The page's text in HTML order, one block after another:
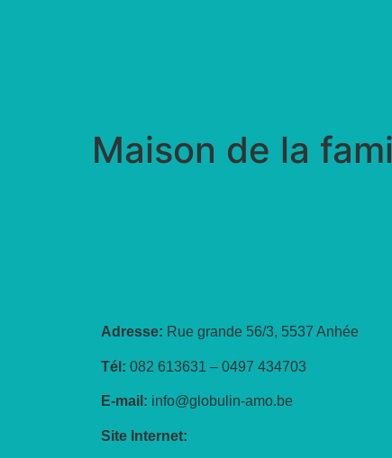
Maison de la
Adresse: Rue grande 56/3, 5537 Anhée
Tél: 082 613631 – 0497 434703
E-mail: info@globulin-amo.be
Site Internet: